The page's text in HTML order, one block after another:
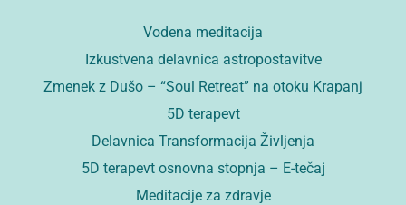
Vodena meditacija
Izkustvena delavnica astropostavitve
Zmenek z Dušo – “Soul Retreat” na otoku Krapanj
5D terapevt
Delavnica Transformacija Življenja
5D terapevt osnovna stopnja – E-tečaj
Meditacije za zdravje